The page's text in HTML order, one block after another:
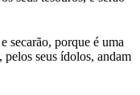
secarão, porque é uma
pelos seus ídolos, andam